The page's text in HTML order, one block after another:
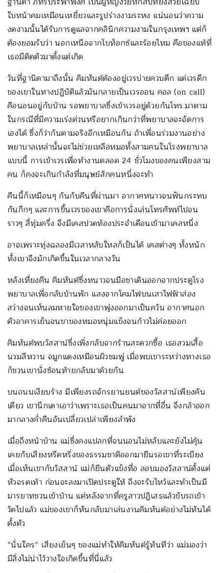
ใบหน้าคมเหมือนเหยี่ยวและรูปร่างงามระหง แน่นอนว่าความ
งดงามนั้นได้รับการดูแลจากคลินิกความงามในกรุงเทพฯ แต่ก็
ต้องยอมรับว่า นอกเหนือจากโบท็อกซ์และร้อยไหม คือของแท้ที่
เธอมีติดตัวมาตั้งแต่เกิด
วันที่ฐานิดามาถึงนั้น คิมหันต์ต้องอยู่เวรบ่ายควบดึก แต่เวรดึก
ของเขาในทางปฏิบัติแล้วมันกลายเป็นเวรออน คอล (on call)
คือนอนอยู่กับบ้าน รอพยาบาลซึ่งเข้าเวรอยู่ด้วยกันโทร.มาตาม
ในกรณีที่มีความเร่งด่วนหรือยากเกินกว่าที่พยาบาลจะจัดการ
เองได้ ซึ่งก็ว่ากันตามจริงอีกเหมือนกัน ถ้าเพื่อนร่วมงานอย่าง
พยาบาลเหล่านั้นจะไม่ช่วยเหลือหมอทั้งสามคนในโรงพยาบาล
แบบนี้ การเข้าเวรเพื่อทำงานตลอด 24 ชั่วโมงของคนเพียงสาม
คน ก็คงจะเกินกำลังที่มนุษย์สักคนหนึ่งจะทำ
คืนนี้ก็เหมือนๆ กันกับคืนที่ผ่านมา อากาศหนาวจนฟันกระทบ
กันกึกๆ และการขึ้นเวรของเขาคือการนั่งเล่นโทรศัพท์ไปจน
ราวๆ สี่ทุ่มครึ่ง จึงมีเคสปวดท้องประจำเดือนเข้ามาเคสหนึ่ง
อาจเพราะทุ่งฉลองมีเวลาหลับใหลก็เป็นได้ เคสต่างๆ ทั้งหนัก
ทั้งเบาจึงมักเกิดขึ้นในเวลากลางวัน
หลังเที่ยงคืน คิมหันต์ซึ่งหนาวจนมือชาเดินออกจากประตูโรง
พยาบาลเพื่อกลับบ้านพัก แสงจากโคมไฟบนเสาไฟฟ้าส่อง
สว่างจนเห็นลมหายใจของเขาพุ่งออกมาเป็นควัน อากาศนอก
ตัวอาคารเย็นจนขาของหมอหนุ่มแข็งจนก้าวไม่ค่อยออก
คิมหันต์พบวัสสาน์ซึ่งเพิ่งกลับจากร้านสะดวกซื้อ เธอสวมเสื้อ
นวมสีหวาน จมูกแดงเหมือนผิวชมพู่ เมื่อพบเขาระหว่างทางเธอ
ก็ชวนเขานั่งซ้อนท้ายกลับมาด้วยกัน
บนถนนเงียบร้าง มีเพียงรถจักรยานยนต์ของวัสสาน์เพียงคัน
เดียว เขานึกเดาเอาว่าเพราะเธอเป็นคนมาจากที่อื่น จึงกล้าออก
มากลางค่ำคืนอันเปลี่ยวเปล่าเพียงลำพัง
เมื่อถึงหน้าบ้าน แม่ซึ่งคงแปลกที่จนนอนไม่หลับและยังไม่คุ้น
เคยกับเสียงหรีดหริ่งของธรรมชาติออกมายืนรอเขาที่ระเบียง
เมื่อเห็นเขากับวัสสาน์ แม่ก็ยืนตัวแข็งทื่อ ลอบมองวัสสาน์ตั้งแต่
หัวจรดเท้า ก่อนจะลงมาเปิดประตูให้ ถึงจะรับไหว้และทำเป็นมี
มารยาทชวนเข้าบ้าน แต่หลังจากที่ครูสาวปฏิเสธแล้วขับรถเข้า
วัดไปแล้ว แม่ของเขาก็หันกลับมาเล่นงานคิมหันต์อย่างไม่ทันได้
ตั้งตัว
“นั่นใคร” เสียงเย็นๆ ของแม่ทำให้คิมหันต์รู้ทันทีว่า แม่มองว่า
มีสิ่งไม่น่าไว้วางใจเกิดขึ้นที่นี่แล้ว